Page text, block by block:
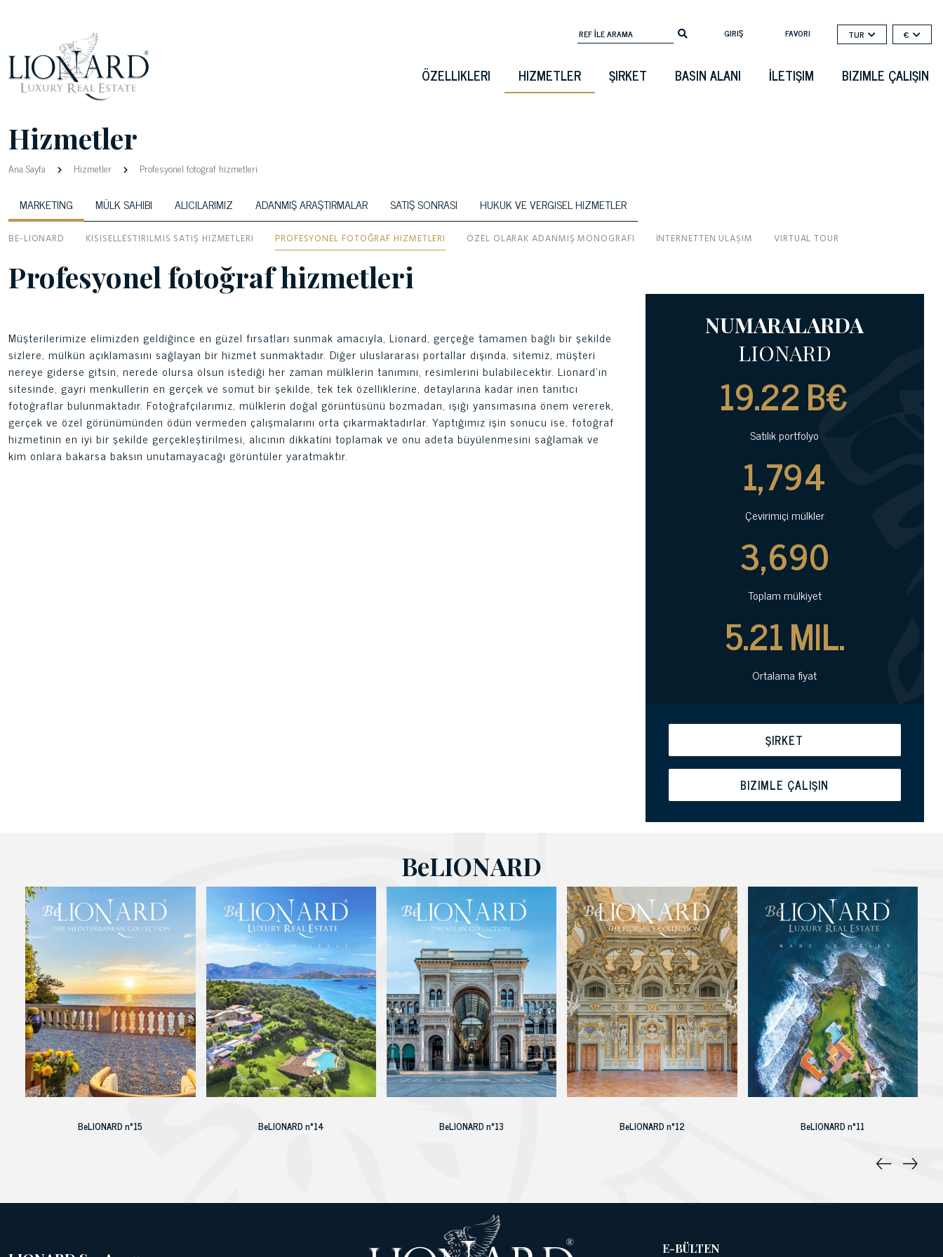
GIRIŞ FAVORI TUR €
ÖZELLIKLERI HIZMETLER ŞIRKET BASIN ALANI İLETIŞIM BIZIMLE ÇALIŞIN
Hizmetler
Ana Sayfa Hizmetler Profesyonel fotoğraf hizmetleri
MARKETING MÜLK SAHIBI ALICILARIMIZ ADANMIŞ ARAŞTIRMALAR SATIŞ SONRASI HUKUK VE VERGISEL HIZMETLER
BE-LIONARD KISISELLESTIRILMIS SATIŞ HIZMETLERI PROFESYONEL FOTOĞRAF HIZMETLERI ÖZEL OLARAK ADANMIŞ MONOGRAFI İNTERNETTEN ULAŞIM VIRTUAL TOUR
Profesyonel fotoğraf hizmetleri
Müşterilerimize elimizden geldiğince en güzel fırsatları sunmak amacıyla, Lionard, gerçeğe tamamen bağlı bir şekilde
sizlere, mülkün açıklamasını sağlayan bir hizmet sunmaktadır. Diğer uluslararası portallar dışında, sitemiz, müşteri
nereye giderse gitsin, nerede olursa olsun istediği her zaman mülklerin tanımını, resimlerini bulabilecektir. Lionard’ın
sitesinde, gayri menkullerin en gerçek ve somut bir şekilde, tek tek özelliklerine, detaylarına kadar inen tanıtıcı
fotoğraflar bulunmaktadır. Fotoğrafçılarımız, mülklerin doğal görüntüsünü bozmadan, ışığı yansımasına önem vererek,
gerçek ve özel görünümünden ödün vermeden çalışmalarını orta çıkarmaktadırlar. Yaptığımız işin sonucu ise, fotoğraf
hizmetinin en iyi bir şekilde gerçekleştirilmesi, alıcının dikkatini toplamak ve onu adeta büyülenmesini sağlamak ve
kim onlara bakarsa baksın unutamayacağı görüntüler yaratmaktır.
NUMARALARDA
LIONARD
19.22B€
Satılık portfolyo
1,794
Çevirimiçi mülkler
3,690
Toplam mülkiyet
5.21MIL.
Ortalama fiyat
ŞIRKET
BIZIMLE ÇALIŞIN
BeLIONARD
BeLIONARD n°15 BeLIONARD n°14 BeLIONARD n°13 BeLIONARD n°12 BeLIONARD n°11
E-BÜLTEN